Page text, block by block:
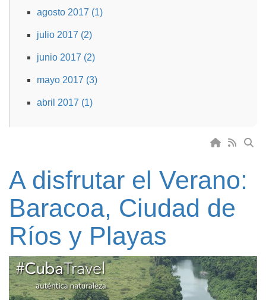
agosto 2017 (1)
julio 2017 (2)
junio 2017 (2)
mayo 2017 (3)
abril 2017 (1)
A disfrutar el Verano:
Baracoa, Ciudad de
Ríos y Playas